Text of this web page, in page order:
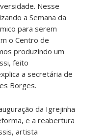
Nesse
a Semana da
para serem
o Centro de
produzindo um
feito
a secretária de
Borges.
da Igrejinha
e a reabertura
artista